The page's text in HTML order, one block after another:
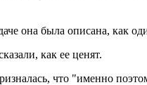
она была описана, как
как ее ценят.
что "именно